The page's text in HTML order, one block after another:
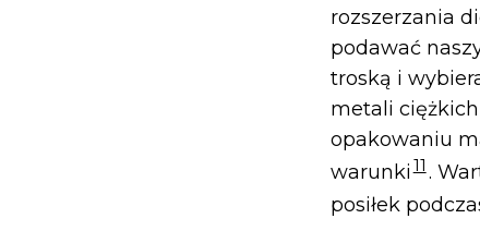
rozszerzania
podawać
troską i
metali
opakowaniu
warunki 11 .
posiłek